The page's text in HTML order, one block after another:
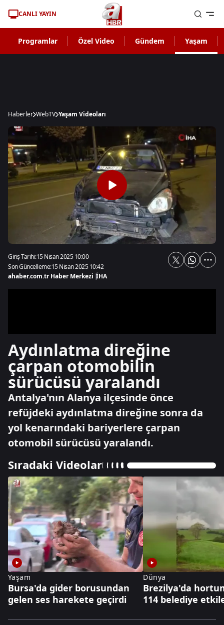
CANLI YAYIN
Programlar Özel Video Gündem Yaşam
Haberler WebTV Yaşam Videoları
Giriş Tarihi:15 Nisan 2025 10:00
Son Güncelleme:15 Nisan 2025 10:42
ahaber.com.tr Haber Merkezi |İHA
Aydınlatma direğine
çarpan otomobilin
sürücüsü yaralandı
Antalya'nın Alanya ilçesinde önce
refüjdeki aydınlatma direğine sonra da
yol kenarındaki bariyerlere çarpan
otomobil sürücüsü yaralandı.
Sıradaki Videolar
Yaşam
Bursa'da gider borusundan
gelen ses harekete geçirdi
Dünya
Brezilya'da
114 belediye